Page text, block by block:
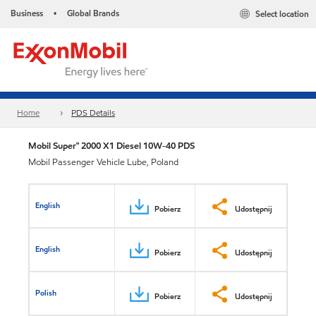
Business • Global Brands Select location
Home PDS Details
Mobil Super™ 2000 X1 Diesel 10W-40 PDS
Mobil Passenger Vehicle Lube, Poland
English Pobierz Udostępnij
English Pobierz Udostępnij
Polish Pobierz Udostępnij